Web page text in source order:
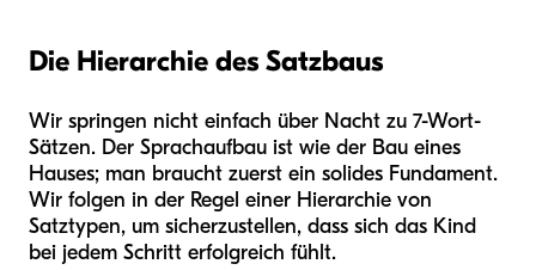
Die Hierarchie des Satzbaus
Wir springen nicht einfach über Nacht zu 7-Wort-
Sätzen. Der Sprachaufbau ist wie der Bau eines
Hauses; man braucht zuerst ein solides Fundament.
Wir folgen in der Regel einer Hierarchie von
Satztypen, um sicherzustellen, dass sich das Kind
bei jedem Schritt erfolgreich fühlt.